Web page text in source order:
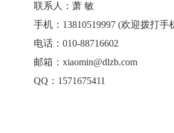
联系人：萧 敏
手机：13810519997 (欢迎拨打手
电话：010-88716602
邮箱：xiaomin@dlzb.com
QQ：1571675411